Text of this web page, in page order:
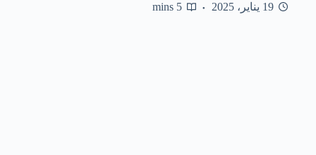
19 يناير، 2025 5 mins